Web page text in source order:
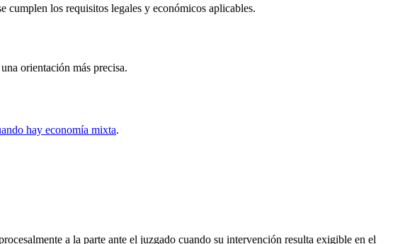
cumplen los requisitos legales y económicos aplicables.
orientación más precisa.
hay economía mixta.
a la parte ante el juzgado cuando su intervención resulta exigible en el